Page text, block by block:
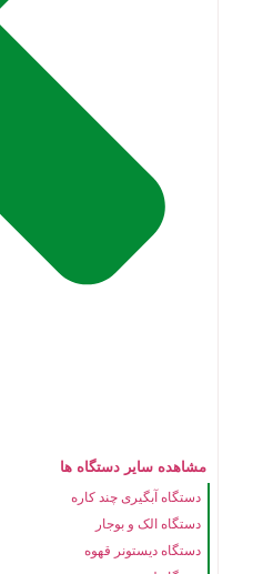
مشاهده سایر دستگاه ها
دستگاه آبگیری چند کاره
دستگاه الک و بوجار
دستگاه دیستونر قهوه